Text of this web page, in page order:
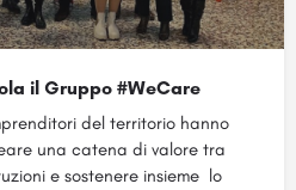
il Gruppo #WeCare
del territorio hanno
una catena di valore tra
e sostenere insieme lo